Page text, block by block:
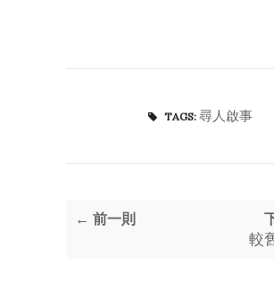
TAGS: 尋人啟事
← 前一則
較